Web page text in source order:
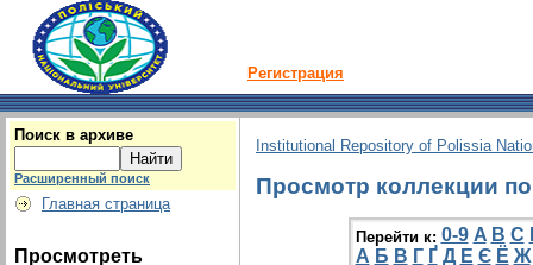
Регистрация
Поиск в архиве
Расширенный поиск
Главная страница
Просмотреть
Institutional Repository of Polissia
Просмотр коллекции
Перейти к: 0-9 A B C
А Б В Г Ґ Д Е Є Ё Ж